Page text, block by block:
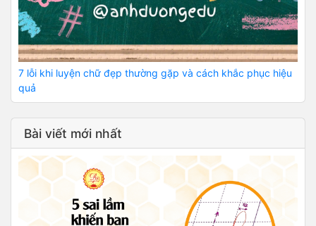
7 lỗi khi luyện chữ đẹp thường gặp và cách khắc phục hiệu
quả
Bài viết mới nhất